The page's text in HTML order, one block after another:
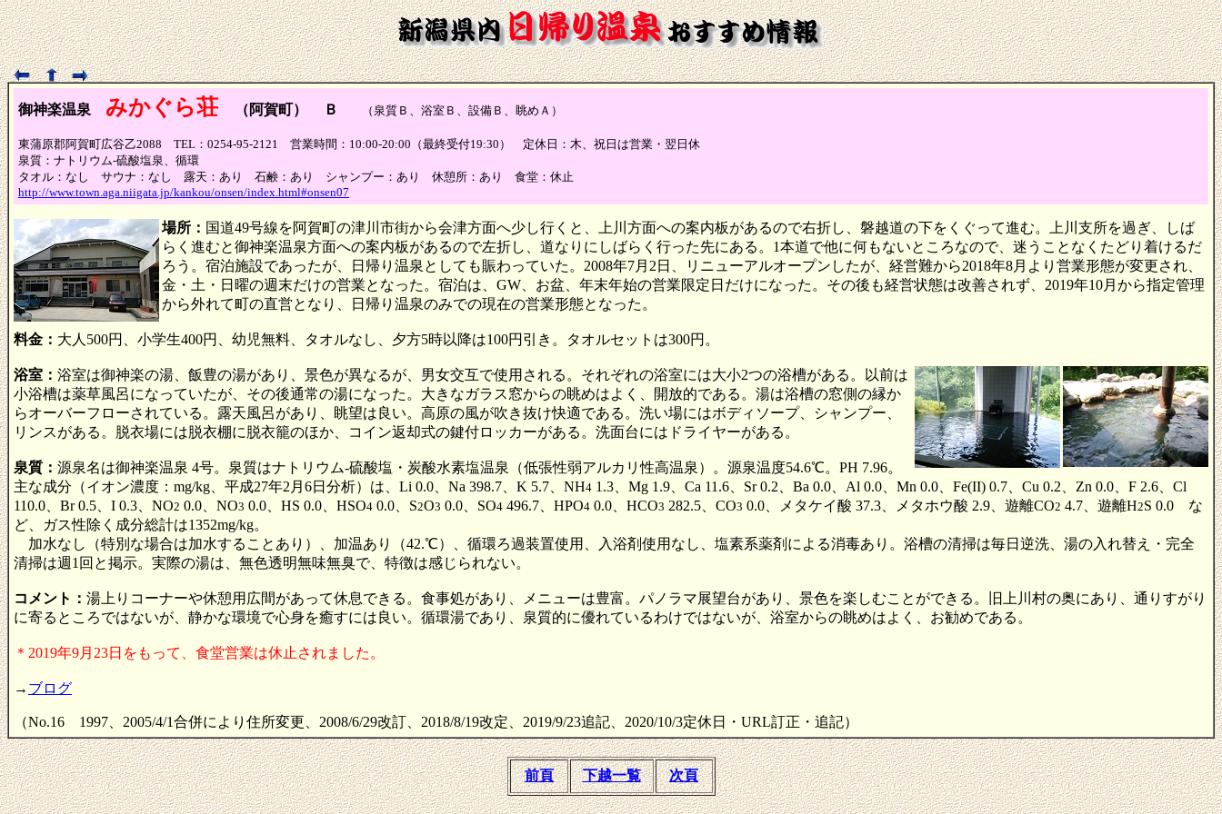
御神楽温泉 みかぐら荘 （阿賀町） Ｂ （泉質Ｂ、浴室Ｂ、設備Ｂ、眺めＡ）
東蒲原郡阿賀町広谷乙2088 TEL：0254-95-2121 営業時間：10:00-20:00（最終受付19:30） 定休日：木、祝日は営業・翌日休
泉質：ナトリウム-硫酸塩泉、循環
タオル：なし サウナ：なし 露天：あり 石鹸：あり シャンプー：あり 休憩所：あり 食堂：休止
http://www.town.aga.niigata.jp/kankou/onsen/index.html#onsen07
場所： 国道49号線を阿賀町の津川市街から会津方面へ少し行くと、上川方面への案内板があるので右折し、磐越道の下をくぐって進む。上川支所を過ぎ、しば
らく進むと御神楽温泉方面への案内板があるので左折し、道なりにしばらく行った先にある。1本道で他に何もないところなので、迷うことなくたどり着けるだ
ろう。宿泊施設であったが、日帰り温泉としても賑わっていた。2008年7月2日、リニューアルオープンしたが、経営難から2018年8月より営業形態が変更され、
金・土・日曜の週末だけの営業となった。宿泊は、GW、お盆、年末年始の営業限定日だけになった。その後も経営状態は改善されず、2019年10月から指定管理
から外れて町の直営となり、日帰り温泉のみでの現在の営業形態となった。
料金： 大人500円、小学生400円、幼児無料、タオルなし、夕方5時以降は100円引き。タオルセットは300円。
浴室： 浴室は御神楽の湯、飯豊の湯があり、景色が異なるが、男女交互で使用される。それぞれの浴室には大小2つの浴槽がある。以前は
小浴槽は薬草風呂になっていたが、その後通常の湯になった。大きなガラス窓からの眺めはよく、開放的である。湯は浴槽の窓側の縁か
らオーバーフローされている。露天風呂があり、眺望は良い。高原の風が吹き抜け快適である。洗い場にはボディソープ、シャンプー、
リンスがある。脱衣場には脱衣棚に脱衣籠のほか、コイン返却式の鍵付ロッカーがある。洗面台にはドライヤーがある。
泉質： 源泉名は御神楽温泉 4号。泉質はナトリウム-硫酸塩・炭酸水素塩温泉（低張性弱アルカリ性高温泉）。源泉温度54.6℃。PH 7.96。
主な成分（イオン濃度：mg/kg、平成27年2月6日分析）は、Li 0.0、Na 398.7、K 5.7、NH4 1.3、Mg 1.9、Ca 11.6、Sr 0.2、Ba 0.0、Al 0.0、Mn 0.0、Fe(II) 0.7、Cu 0.2、Zn 0.0、F 2.6、Cl
110.0、Br 0.5、I 0.3、NO2 0.0、NO3 0.0、HS 0.0、HSO4 0.0、S2O3 0.0、SO4 496.7、HPO4 0.0、HCO3 282.5、CO3 0.0、メタケイ酸 37.3、メタホウ酸 2.9、遊離CO2 4.7、遊離H2S 0.0 な
ど、ガス性除く成分総計は1352mg/kg。
加水なし（特別な場合は加水することあり）、加温あり（42.℃）、循環ろ過装置使用、入浴剤使用なし、塩素系薬剤による消毒あり。浴槽の清掃は毎日逆洗、湯の入れ替え・完全
清掃は週1回と掲示。実際の湯は、無色透明無味無臭で、特徴は感じられない。
コメント： 湯上りコーナーや休憩用広間があって休息できる。食事処があり、メニューは豊富。パノラマ展望台があり、景色を楽しむことができる。旧上川村の奥にあり、通りすがり
に寄るところではないが、静かな環境で心身を癒すには良い。循環湯であり、泉質的に優れているわけではないが、浴室からの眺めはよく、お勧めである。
＊2019年9月23日をもって、食堂営業は休止されました。
→ ブログ
（No.16 1997、2005/4/1合併により住所変更、2008/6/29改訂、2018/8/19改定、2019/9/23追記、2020/10/3定休日・URL訂正・追記）
前頁 下越一覧 次頁